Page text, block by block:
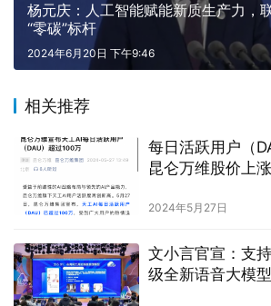
杨元庆：人工智能赋能新质生产力，
“零碳”标杆
2024年6月20日 下午9:46
相关推荐
每日活跃用户（
昆仑万维股价上
2024年5月27日
文小言官宣：支
级全新语音大模